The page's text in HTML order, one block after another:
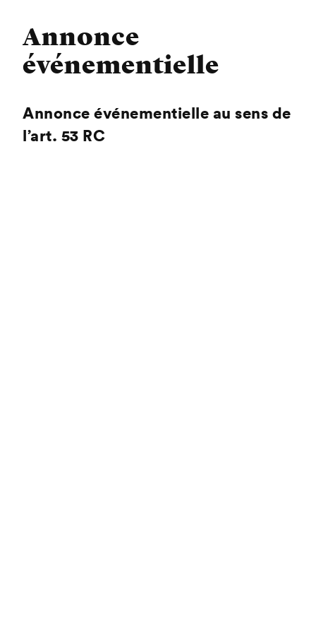
Annonce
événementielle
Annonce événementielle au sens de
l’art. 53 RC